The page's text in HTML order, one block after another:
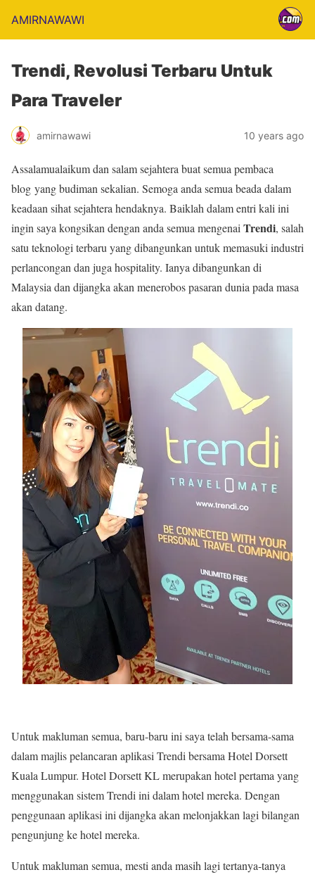
AMIRNAWAWI
Trendi, Revolusi Terbaru Untuk
Para Traveler
amirnawawi 10 years ago
Assalamualaikum dan salam sejahtera buat semua pembaca
blog yang budiman sekalian. Semoga anda semua beada dalam
keadaan sihat sejahtera hendaknya. Baiklah dalam entri kali ini
ingin saya kongsikan dengan anda semua mengenai Trendi, salah
satu teknologi terbaru yang dibangunkan untuk memasuki industri
perlancongan dan juga hospitality. Ianya dibangunkan di
Malaysia dan dijangka akan menerobos pasaran dunia pada masa
akan datang.
Untuk makluman semua, baru-baru ini saya telah bersama-sama
dalam majlis pelancaran aplikasi Trendi bersama Hotel Dorsett
Kuala Lumpur. Hotel Dorsett KL merupakan hotel pertama yang
menggunakan sistem Trendi ini dalam hotel mereka. Dengan
penggunaan aplikasi ini dijangka akan melonjakkan lagi bilangan
pengunjung ke hotel mereka.
Untuk makluman semua, mesti anda masih lagi tertanya-tanya